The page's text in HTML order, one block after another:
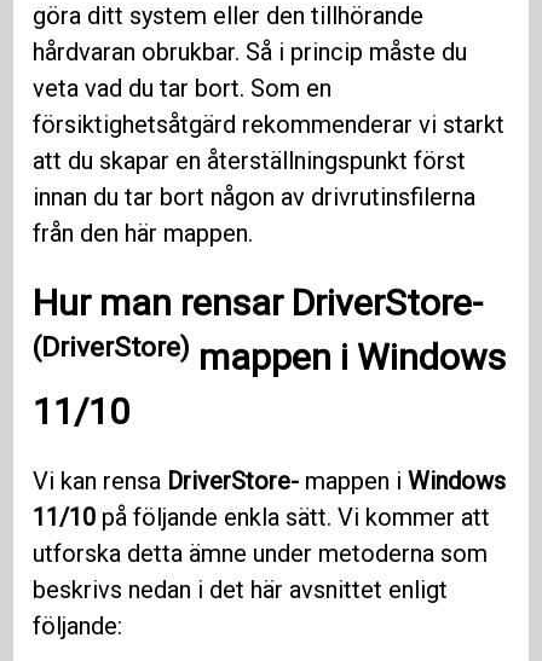
göra ditt system eller den tillhörande
hårdvaran obrukbar. Så i princip måste du
veta vad du tar bort. Som en
försiktighetsåtgärd rekommenderar vi starkt
att du skapar en återställningspunkt först
innan du tar bort någon av drivrutinsfilerna
från den här mappen.
Hur man rensar DriverStore-
(DriverStore) mappen iWindows
11/10
Vi kan rensa DriverStore- mappen iWindows
11/10 på följande enkla sätt. Vi kommer att
utforska detta ämne under metoderna som
beskrivs nedan i det här avsnittet enligt
följande: